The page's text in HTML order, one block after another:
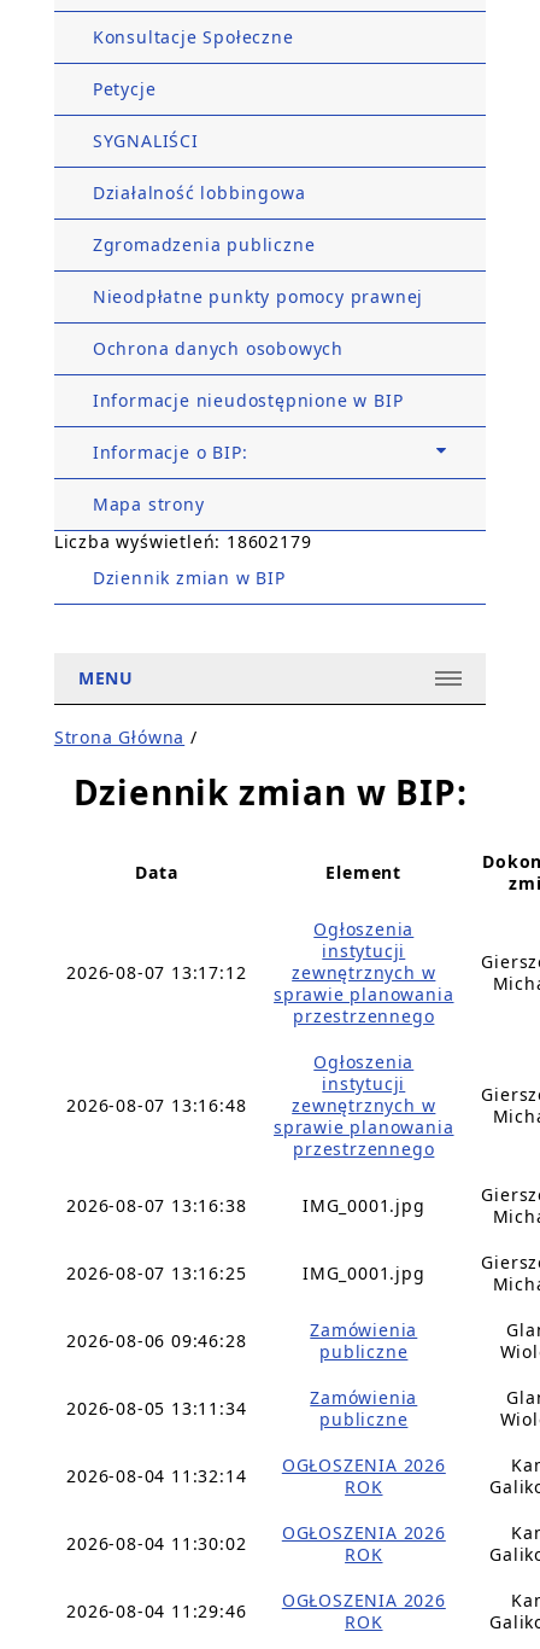
Konsultacje Społeczne
Petycje
SYGNALIŚCI
Działalność lobbingowa
Zgromadzenia publiczne
Nieodpłatne punkty pomocy prawnej
Ochrona danych osobowych
Informacje nieudostępnione w BIP
Informacje o BIP:
Mapa strony
Liczba wyświetleń: 18602179
Dziennik zmian w BIP
MENU
Strona Główna /
Dziennik zmian w BIP:
Data Element
2026-08-07 13:17:12
Ogłoszenia
instytucji
zewnętrznych w
sprawie planowania
przestrzennego
2026-08-07 13:16:48
Ogłoszenia
instytucji
zewnętrznych w
sprawie planowania
przestrzennego
2026-08-07 13:16:38 IMG_0001.jpg
2026-08-07 13:16:25 IMG_0001.jpg
2026-08-06 09:46:28
Zamówienia
publiczne
2026-08-05 13:11:34
Zamówienia
publiczne
2026-08-04 11:32:14
OGŁOSZENIA 2026
ROK
2026-08-04 11:30:02
OGŁOSZENIA 2026
ROK
2026-08-04 11:29:46
OGŁOSZENIA 2026
ROK